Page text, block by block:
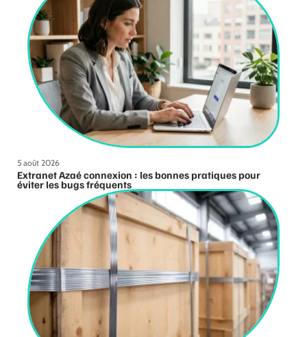
5 août 2026
Extranet Azaé connexion : les bonnes pratiques pour
éviter les bugs fréquents